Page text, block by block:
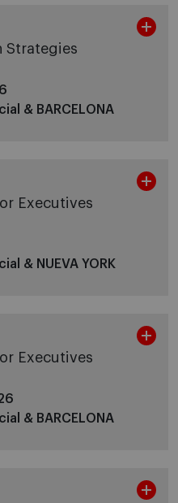
Strategies
& BARCELONA
Executives
& NUEVA YORK
Executives
& BARCELONA